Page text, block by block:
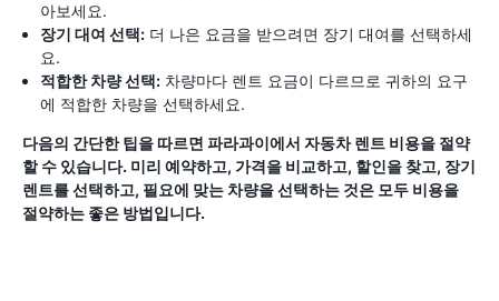
아보세요.
장기 대여 선택: 더 나은 요금을 받으려면 장기 대여를 선택하세
요.
적합한 차량 선택: 차량마다 렌트 요금이 다르므로 귀하의 요구
에 적합한 차량을 선택하세요.
다음의 간단한 팁을 따르면 파라과이에서 자동차 렌트 비용을 절약
할 수 있습니다. 미리 예약하고, 가격을 비교하고, 할인을 찾고, 장기
렌트를 선택하고, 필요에 맞는 차량을 선택하는 것은 모두 비용을
절약하는 좋은 방법입니다.